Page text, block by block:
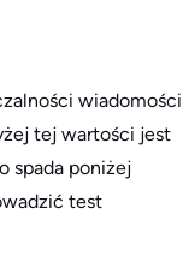
wiadomości
tej wartości jest
spada poniżej
test